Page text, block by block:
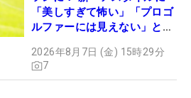
「美しすぎて怖い」「プロゴ
ルファーには見えない」とコ
2026年8月7日 (金) 15時29分
7